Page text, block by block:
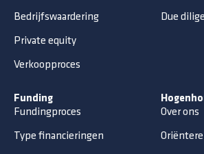
Bedrijfswaardering
Private equity
Verkoopproces
Due
Funding
Fundingproces
Type financieringen
Over ons